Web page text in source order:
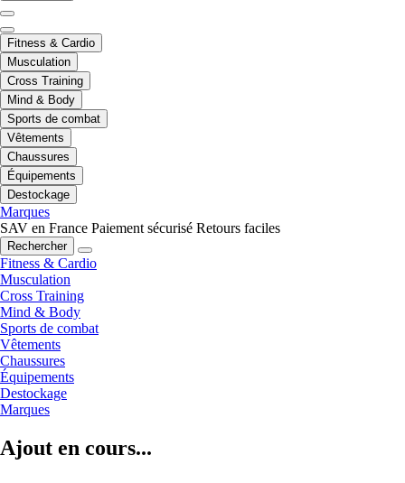
Fitness & Cardio
Musculation
Cross Training
Mind & Body
Sports de combat
Vêtements
Chaussures
Équipements
Destockage
Marques
SAV en France Paiement sécurisé Retours faciles
Rechercher
Fitness & Cardio
Musculation
Cross Training
Mind & Body
Sports de combat
Vêtements
Chaussures
Équipements
Destockage
Marques
Ajout en cours...